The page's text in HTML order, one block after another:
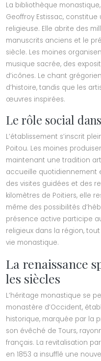
La bibliothèque
Geoffroy Estissac,
religieuse. Elle abrite des
manuscrits anciens et le
siècle. Les moines
musique sacrée, des
d’icônes. Le chant
d’histoire, tandis que les
œuvres inspirées.
Le rôle social
L’établissement s’inscrit
Poitou. Les moines
maintenant une tradition
accueille quotidiennement
des visites guidées et des
kilomètres de Poitiers, elle
même des possibilités
présence active participe
religieux dans la région,
vie monastique.
La renaissance
les siècles
L’héritage monastique se
monastère d’Occident,
historique, marquée par la
son évêché de Tours,
français. La revitalisation
en 1853 a insufflé une